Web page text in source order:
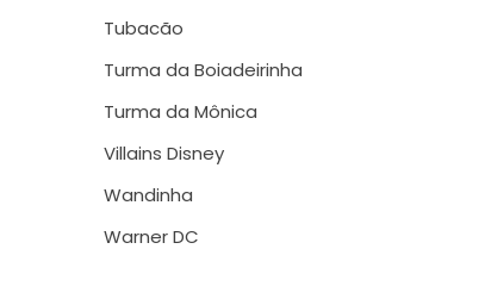
Tubacão
Turma da Boiadeirinha
Turma da Mônica
Villains Disney
Wandinha
Warner DC